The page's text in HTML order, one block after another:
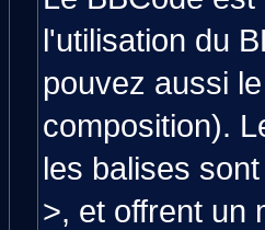
l'utilisation du
pouvez aussi
composition).
les balises
>, et offrent un